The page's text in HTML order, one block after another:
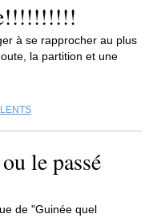
à se rapprocher au plus
la partition et une
le passé
de "Guinée quel